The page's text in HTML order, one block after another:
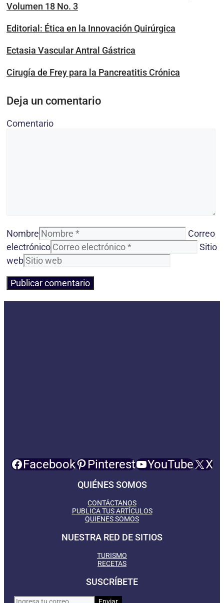
Volumen 18 No. 3
Editorial: Ética en la Innovación Quirúrgica
Ectasia Vascular Antral Gástrica
Cirugía de Frey para la Pancreatitis Crónica
Deja un comentario
Comentario
Nombre
Correo
electrónico
Sitio
web
Facebook Pinterest YouTube X
QUIÉNES SOMOS
CONTÁCTANOS
PUBLICA TUS ARTÍCULOS
QUIENES SOMOS
NUESTRA RED DE SITIOS
TURISMO
RECETAS
SUSCRÍBETE